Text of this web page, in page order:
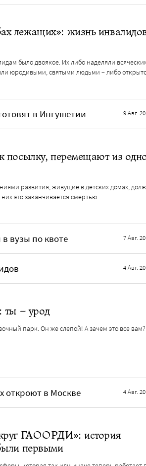
лежащих»: жизнь
было двоякое. Их либо наделяли
юродивыми, святыми людьми – либо
в Ингушетии 9 Авг.
посылку, перемещают из
развития, живущие в детских домах,
это заканчивается смертью
вузы по квоте 7 Авг.
4 Авг.
ты – урод
парк. Он же слепой! А зачем это все вам?
откроют в Москве 4 Авг.
ГАООРДИ»: история
первыми